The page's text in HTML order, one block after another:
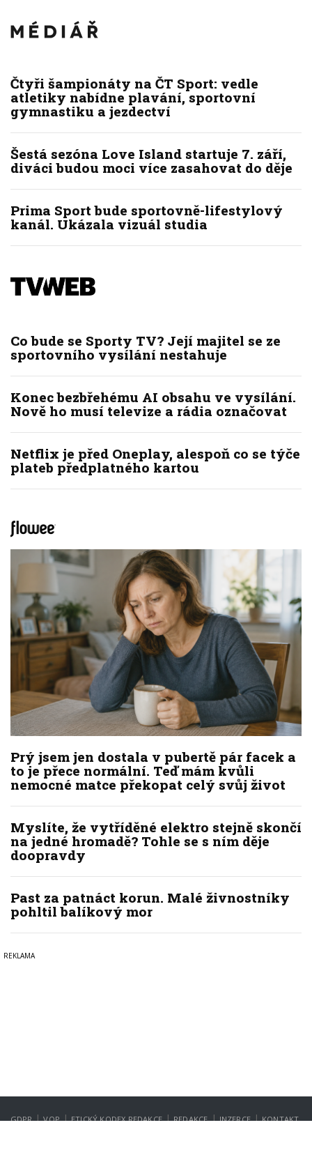
Čtyři šampionáty na ČT Sport: vedle
atletiky nabídne plavání, sportovní
gymnastiku a jezdectví
Šestá sezóna Love Island startuje 7. září,
diváci budou moci více zasahovat do děje
Prima Sport bude sportovně-lifestylový
kanál. Ukázala vizuál studia
Co bude se Sporty TV? Její majitel se ze
sportovního vysílání nestahuje
Konec bezbřehému AI obsahu ve vysílání.
Nově ho musí televize a rádia označovat
Netflix je před Oneplay, alespoň co se týče
plateb předplatného kartou
Prý jsem jen dostala v pubertě pár facek a
to je přece normální. Teď mám kvůli
nemocné matce překopat celý svůj život
Myslíte, že vytříděné elektro stejně skončí
na jedné hromadě? Tohle se s ním děje
doopravdy
Past za patnáct korun. Malé živnostníky
pohltil balíkový mor
GDPR | VOP | ETICKÝ KODEX REDAKCE | REDAKCE | INZERCE | KONTAKT